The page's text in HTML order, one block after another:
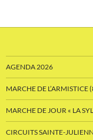
AGENDA 2026
MARCHE DE
MARCHE DE JOUR « LA
CIRCUITS SAINTE-